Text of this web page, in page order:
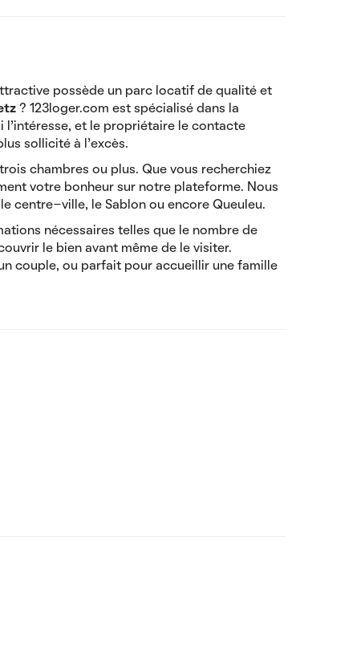
possède un parc locatif de qualité et
? 123loger.com est spécialisé dans la
l’intéresse, et le propriétaire le contacte
sollicité à l’excès.
chambres ou plus. Que vous recherchiez
votre bonheur sur notre plateforme. Nous
centre-ville, le Sablon ou encore Queuleu.
nécessaires telles que le nombre de
le bien avant même de le visiter.
couple, ou parfait pour accueillir une famille